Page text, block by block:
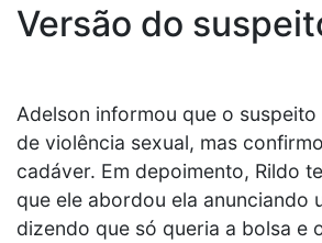
Versão do
Adelson informou que o
de violência sexual, mas
cadáver. Em depoimento, Rildo
que ele abordou ela anunciando
dizendo que só queria a bolsa e